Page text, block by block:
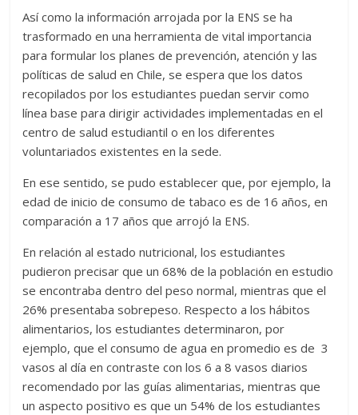
Así como la información arrojada por la ENS se ha
trasformado en una herramienta de vital importancia
para formular los planes de prevención, atención y las
políticas de salud en Chile, se espera que los datos
recopilados por los estudiantes puedan servir como
línea base para dirigir actividades implementadas en el
centro de salud estudiantil o en los diferentes
voluntariados existentes en la sede.
En ese sentido, se pudo establecer que, por ejemplo, la
edad de inicio de consumo de tabaco es de 16 años, en
comparación a 17 años que arrojó la ENS.
En relación al estado nutricional, los estudiantes
pudieron precisar que un 68% de la población en estudio
se encontraba dentro del peso normal, mientras que el
26% presentaba sobrepeso. Respecto a los hábitos
alimentarios, los estudiantes determinaron, por
ejemplo, que el consumo de agua en promedio es de 3
vasos al día en contraste con los 6 a 8 vasos diarios
recomendado por las guías alimentarias, mientras que
un aspecto positivo es que un 54% de los estudiantes